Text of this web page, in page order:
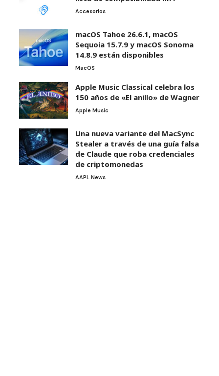
Accesorios
macOS Tahoe 26.6.1, macOS
Sequoia 15.7.9 y macOS Sonoma
14.8.9 están disponibles
MacOS
Apple Music Classical celebra los
150 años de «El anillo» de Wagner
Apple Music
Una nueva variante del MacSync
Stealer a través de una guía falsa
de Claude que roba credenciales
de criptomonedas
AAPL News